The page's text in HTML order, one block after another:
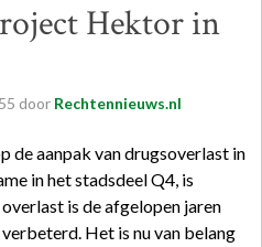
Hektor in
door Rechtennieuws.nl
aanpak van drugsoverlast in
in het stadsdeel Q4, is
is de afgelopen jaren
Het is nu van belang